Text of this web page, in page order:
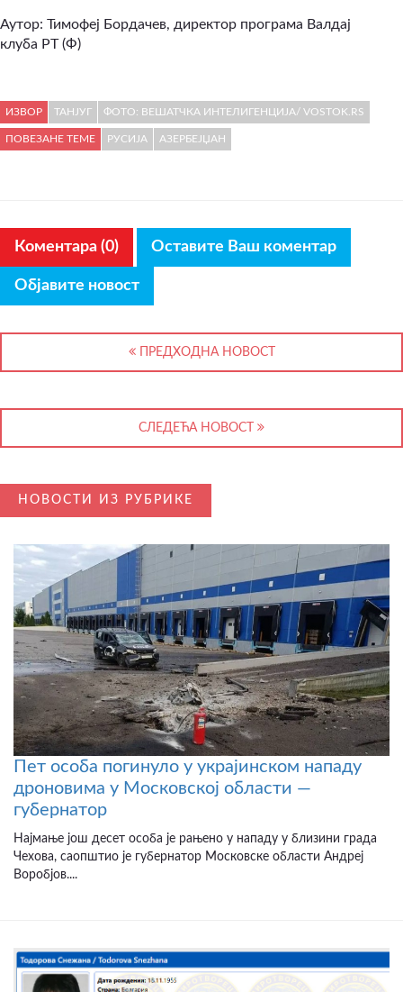
Аутор: Тимофеј Бордачев, директор програма Валдај
клуба РТ (Ф)
ИЗВОР ТАНЈУГ ФОТО: ВЕШАТЧКА ИНТЕЛИГЕНЦИЈА/ VOSTOK.RS
ПОВЕЗАНЕ ТЕМЕ РУСИЈА АЗЕРБЕЈЏАН
Коментара (0) Оставите Ваш коментар
Објавите новост
ПРЕДХОДНА НОВОСТ
СЛЕДЕЋА НОВОСТ
НОВОСТИ ИЗ РУБРИКЕ
Пет особа погинуло у украјинском нападу
дроновима у Московској области —
губернатор
Најмање још десет особа је рањено у нападу у близини града
Чехова, саопштио је губернатор Московске области Андреј
Воробјов....